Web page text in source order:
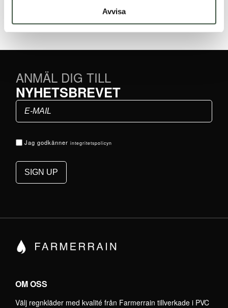
Avvisa
ANMÄL DIG TILL
NYHETSBREVET
Jag godkännerintegritetspolicyn
OM OSS
Välj regnkläder med kvalité från Farmerrain tillverkade i PVC